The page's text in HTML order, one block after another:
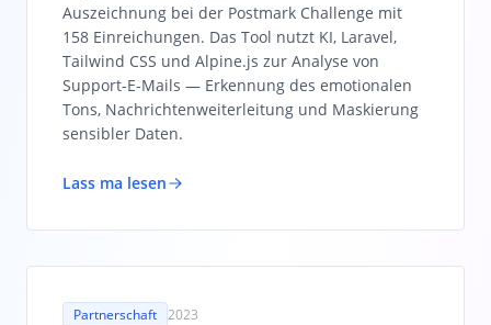
Auszeichnung bei der Postmark Challenge mit
158 Einreichungen. Das Tool nutzt KI, Laravel,
Tailwind CSS und Alpine.js zur Analyse von
Support-E-Mails — Erkennung des emotionalen
Tons, Nachrichtenweiterleitung und Maskierung
sensibler Daten.
Lass ma lesen
Partnerschaft 2023